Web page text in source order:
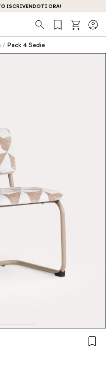
ISCRIVENDOTI ORA!
Ricerca
/ Pack 4 Sedie